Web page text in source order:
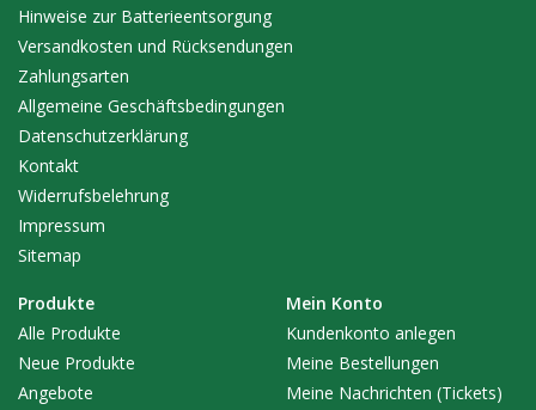
Hinweise zur Batterieentsorgung
Versandkosten und Rücksendungen
Zahlungsarten
Allgemeine Geschäftsbedingungen
Datenschutzerklärung
Kontakt
Widerrufsbelehrung
Impressum
Sitemap
Produkte
Alle Produkte
Neue Produkte
Angebote
Mein Konto
Kundenkonto anlegen
Meine Bestellungen
Meine Nachrichten (Tickets)